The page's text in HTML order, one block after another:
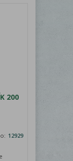
200
12929